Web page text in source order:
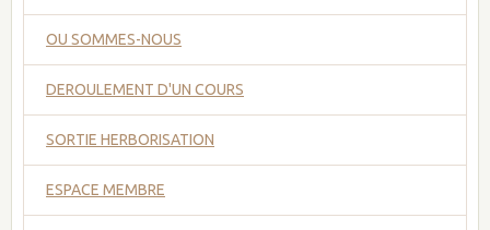
OU SOMMES-NOUS
DEROULEMENT D'UN COURS
SORTIE HERBORISATION
ESPACE MEMBRE